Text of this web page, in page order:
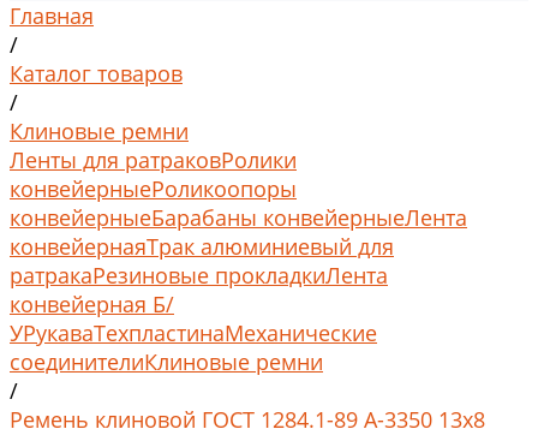
Главная
/
Каталог товаров
/
Клиновые ремни
Ленты для ратраковРолики
конвейерныеРоликоопоры
конвейерныеБарабаны конвейерныеЛента
конвейернаяТрак алюминиевый для
ратракаРезиновые прокладкиЛента
конвейерная Б/
УРукаваТехпластинаМеханические
соединителиКлиновые ремни
/
Ремень клиновой ГОСТ 1284.1-89 А-3350 13x8